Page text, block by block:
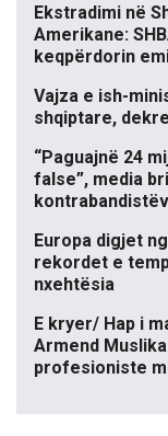
Ekstradimi në
Amerikane:
keqpërdorin
Vajza e ish-
shqiptare,
“Paguajnë 24
false”, media
Europa digjet
rekordet e
nxehtësia
E kryer/ Hap i
Armend
profesioniste